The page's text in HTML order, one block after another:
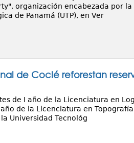
organización encabezada por
de Panamá (UTP), en Ver
de Coclé reforestan
de I año de la Licenciatura en
de la Licenciatura en
Universidad Tecnológ